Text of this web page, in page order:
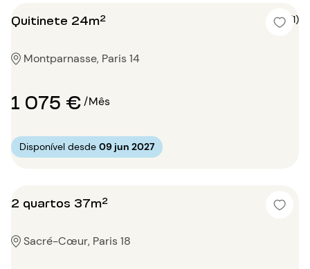
Quitinete 24m² 4 (1)
Montparnasse, Paris 14
1 075 €/Mês
Disponível desde 09 jun 2027
2 quartos 37m²
Sacré-Cœur, Paris 18